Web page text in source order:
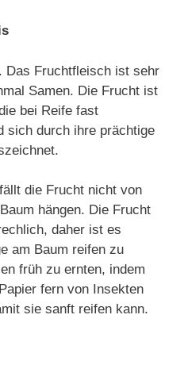
Das Fruchtfleisch ist sehr
Samen. Die Frucht ist
bei Reife fast
sich durch ihre prächtige
die Frucht nicht von
hängen. Die Frucht
daher ist es
am Baum reifen zu
früh zu ernten, indem
fern von Insekten
sie sanft reifen kann.